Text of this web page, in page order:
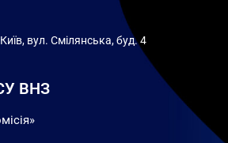
вул. Смілянська, буд. 4
ВНЗ